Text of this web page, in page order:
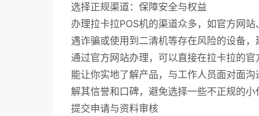
选择正规渠道：保障安全与权益
办理拉卡拉POS机的渠道众多，如官方网
遇诈骗或使用到二清机等存在风险的设备，
通过官方网站办理，可以直接在拉卡拉的
能让你实地了解产品，与工作人员面对面
解其信誉和口碑，避免选择一些不正规的
提交申请与资料审核